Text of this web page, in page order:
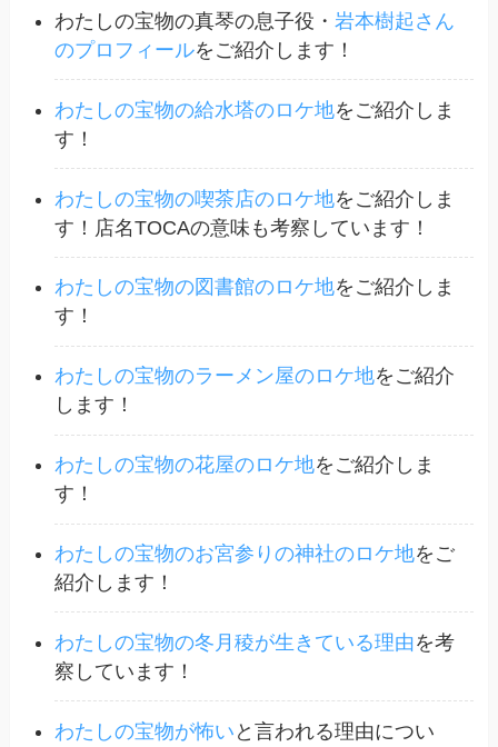
わたしの宝物の真琴の息子役・岩本樹起さん
のプロフィールをご紹介します！
わたしの宝物の給水塔のロケ地をご紹介しま
す！
わたしの宝物の喫茶店のロケ地をご紹介しま
す！店名TOCAの意味も考察しています！
わたしの宝物の図書館のロケ地をご紹介しま
す！
わたしの宝物のラーメン屋のロケ地をご紹介
します！
わたしの宝物の花屋のロケ地をご紹介しま
す！
わたしの宝物のお宮参りの神社のロケ地をご
紹介します！
わたしの宝物の冬月稜が生きている理由を考
察しています！
わたしの宝物が怖い と言われる理由につい